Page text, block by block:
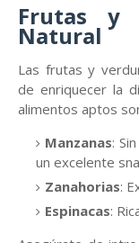
Frutas y
Natural
Las frutas y
de enriquecer la
alimentos aptos
Manzanas:
un excelente
Zanahorias:
Espinacas: